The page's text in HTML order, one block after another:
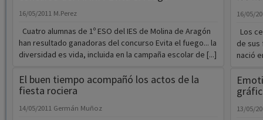
16/05/2011 M.Perez
Cuatro alumnas de 1º ESO del IES de Molina de Aragón
han resultado ganadoras del concurso Evita el fuego... la
diversidad es vida, incluida en la campaña escolar de [...]
El buen tiempo acompañó los actos de la
fiesta rociera
14/05/2011 Germán Muñoz
16/05/
Los
de sus
nació
13/05/